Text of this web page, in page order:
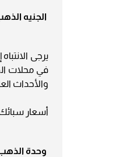
الجنيه
في محلات
والأحداث
أسعار
وحدة